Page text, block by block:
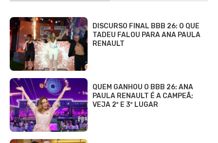
DISCURSO FINAL BBB 26: O QUE
TADEU FALOU PARA ANA PAULA
RENAULT
QUEM GANHOU O BBB 26: ANA
PAULA RENAULT É A CAMPEÃ;
VEJA 2º E 3º LUGAR